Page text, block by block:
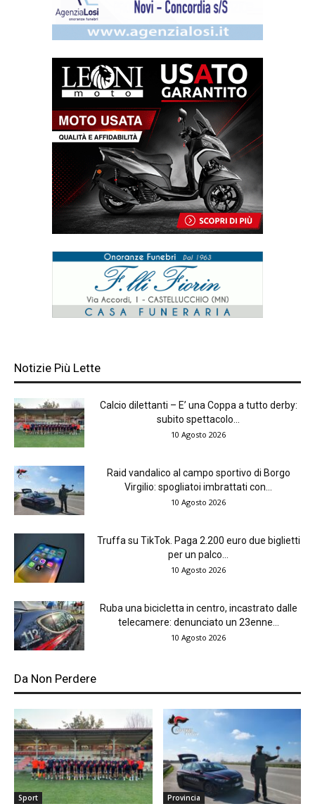
Notizie Più Lette
Calcio dilettanti – E’ una Coppa a tutto derby:
subito spettacolo...
10 Agosto 2026
Raid vandalico al campo sportivo di Borgo
Virgilio: spogliatoi imbrattati con...
10 Agosto 2026
Truffa su TikTok. Paga 2.200 euro due biglietti
per un palco...
10 Agosto 2026
Ruba una bicicletta in centro, incastrato dalle
telecamere: denunciato un 23enne...
10 Agosto 2026
Da Non Perdere
Sport Provincia